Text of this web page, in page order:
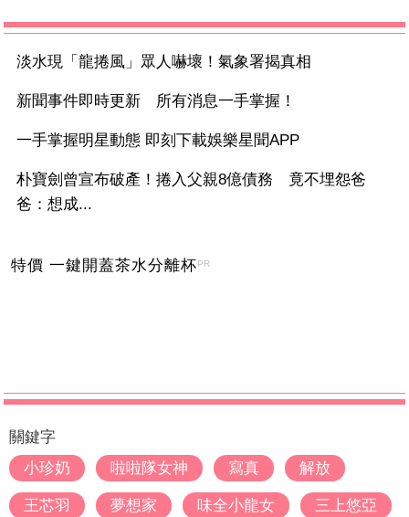
淡水現「龍捲風」眾人嚇壞！氣象署揭真相
新聞事件即時更新 所有消息一手掌握！
一手掌握明星動態 即刻下載娛樂星聞APP
朴寶劍曾宣布破產！捲入父親8億債務 竟不埋怨爸
爸：想成...
特價 一鍵開蓋茶水分離杯PR
關鍵字
小珍奶
啦啦隊女神 寫真 解放
王芯羽 夢想家 味全小龍女 三上悠亞